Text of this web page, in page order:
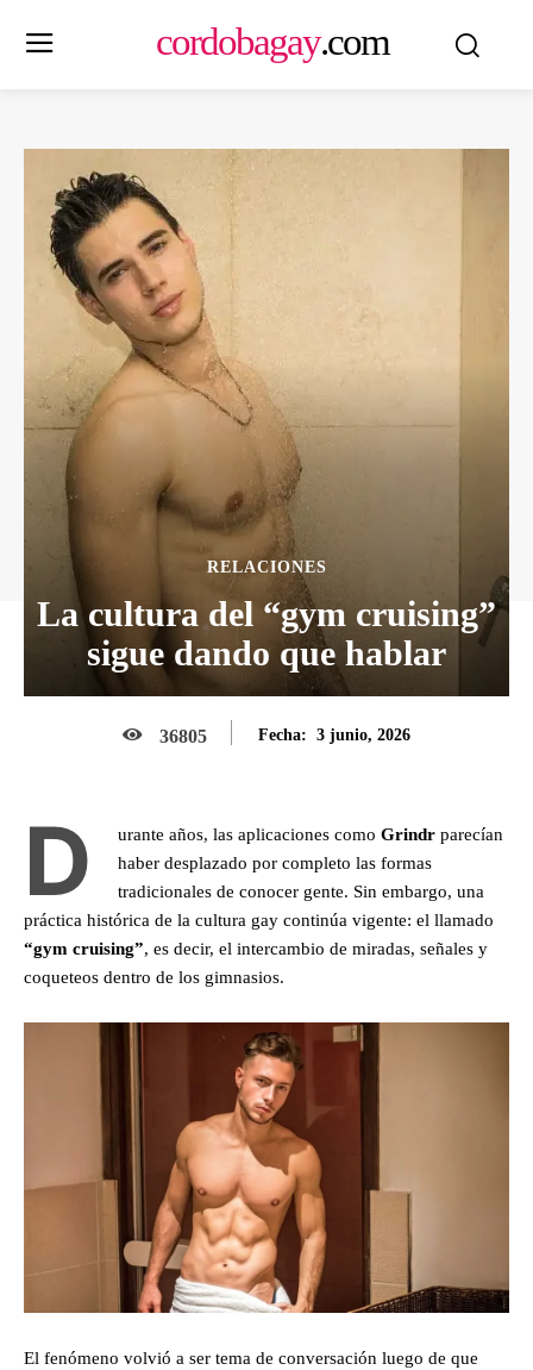
cordobagay.com
RELACIONES
La cultura del “gym cruising”
sigue dando que hablar
36805 Fecha: 3 junio, 2026
D urante años, las aplicaciones como Grindr parecían
haber desplazado por completo las formas
tradicionales de conocer gente. Sin embargo, una
práctica histórica de la cultura gay continúa vigente: el llamado
“gym cruising”, es decir, el intercambio de miradas, señales y
coqueteos dentro de los gimnasios.
El fenómeno volvió a ser tema de conversación luego de que